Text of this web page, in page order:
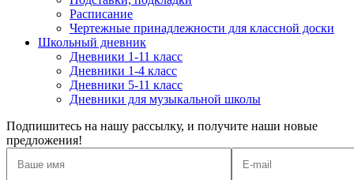
Расписание
Чертежные принадлежности для классной доски
Школьный дневник
Дневники 1-11 класс
Дневники 1-4 класс
Дневники 5-11 класс
Дневники для музыкальной школы
Подпишитесь на нашу рассылку, и получите наши новые
предложения!